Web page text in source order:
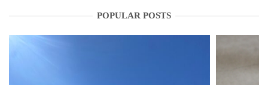
POPULAR POSTS